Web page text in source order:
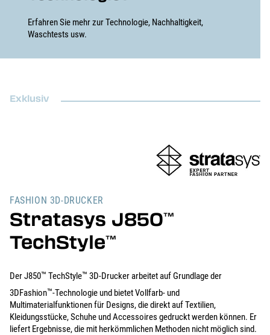
Erfahren Sie mehr zur Technologie, Nachhaltigkeit,
Waschtests usw.
Exklusiv
FASHION 3D-DRUCKER
Stratasys J850™
TechStyle™
Der J850™ TechStyle™ 3D-Drucker arbeitet auf Grundlage der
3DFashion™-Technologie und bietet Vollfarb- und
Multimaterialfunktionen für Designs, die direkt auf Textilien,
Kleidungsstücke, Schuhe und Accessoires gedruckt werden können. Er
liefert Ergebnisse, die mit herkömmlichen Methoden nicht möglich sind.